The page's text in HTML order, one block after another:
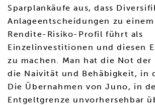
Sparplankäufe aus, dass
Anlageentscheidungen zu einem
Rendite-Risiko-Profil führt als
Einzelinvestitionen und diesen
zu machen. Man hat die Not der
die Naivität und Behäbigkeit, in
Die Übernahmen von Juno, in
Entgeltgrenze unvorhersehbar